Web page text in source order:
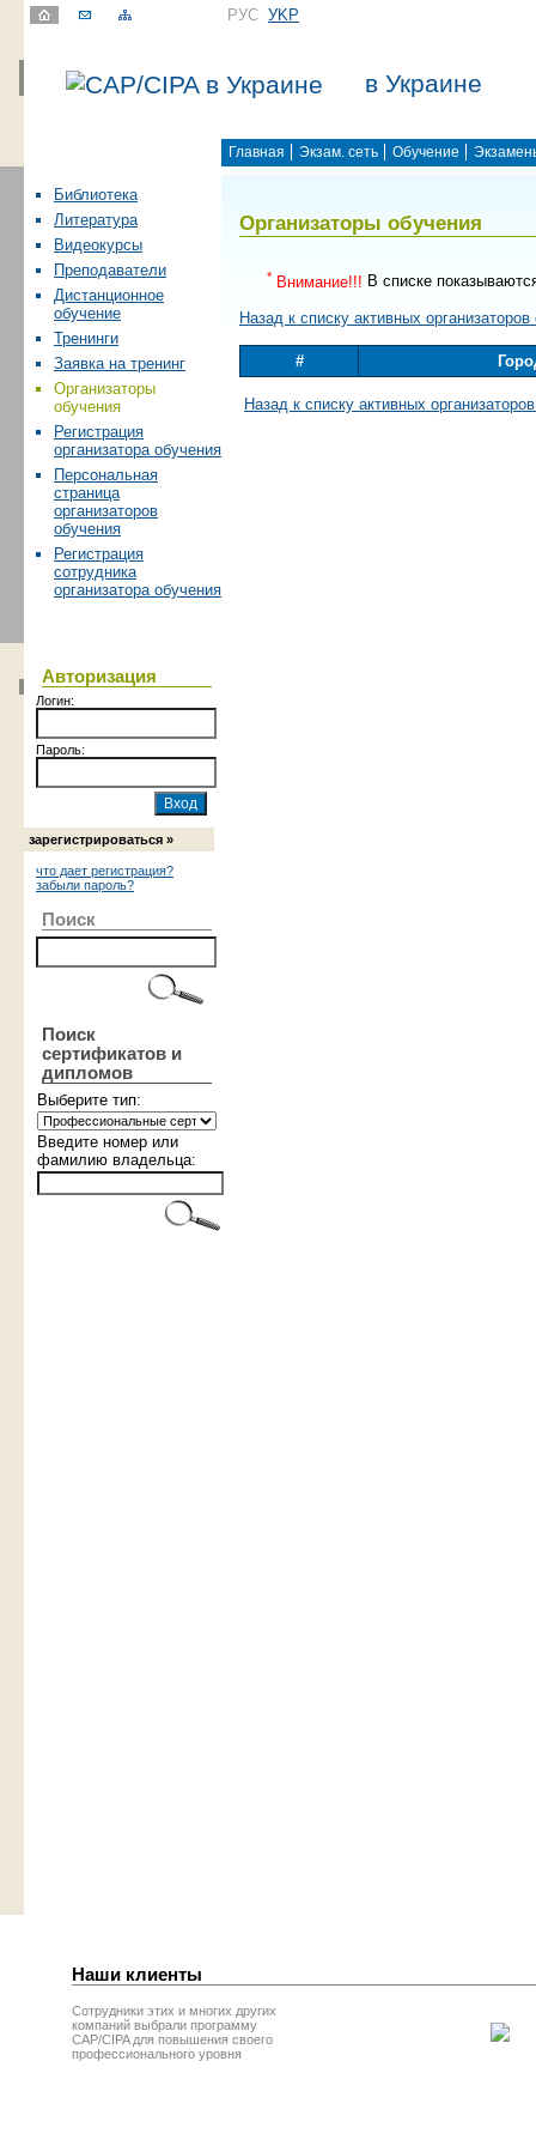
РУС УKР
в Украине
Главная Экзам. сеть Обучение
Библиотека
Литература
Видеокурсы
Преподаватели
Дистанционное
обучение
Тренинги
Заявка на тренинг
Организаторы
обучения
Регистрация
организатора обучения
Персональная
страница
организаторов
обучения
Регистрация
сотрудника
организатора обучения
Авторизация
Логин:
Пароль:
зарегистрироваться »
что дает регистрация?
забыли пароль?
Поиск
Поиск
сертификатов и
дипломов
Выберите тип:
Введите номер или
фамилию владельца:
Организаторы обучения
*Внимание!!! В списке
Назад к списку активных организаторов
#
Назад к списку активных
Наши клиенты
Сотрудники этих и многих других
компаний выбрали программу
CAP/CIPA для повышения своего
профессионального уровня